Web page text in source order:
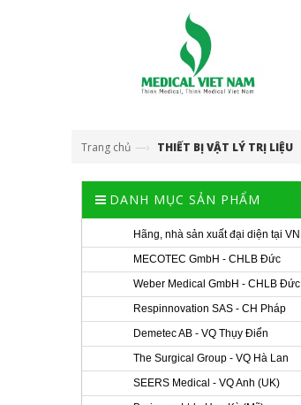
Trang chủ —› THIẾT BỊ VẬT LÝ TRỊ LIỆU
DANH MỤC SẢN PHẨM
Hãng, nhà sản xuất đại diện tại VN
MECOTEC GmbH - CHLB Đức
Weber Medical GmbH - CHLB Đức
Respinnovation SAS - CH Pháp
Demetec AB - VQ Thụy Điển
The Surgical Group - VQ Hà Lan
SEERS Medical - VQ Anh (UK)